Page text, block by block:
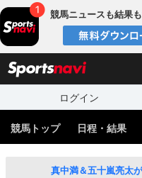
競馬ニュースも結果
ログイン
競馬トップ 日程・結果
真中満＆五十嵐亮太